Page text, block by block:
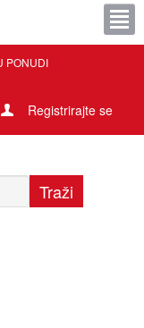
PONUDI
Registrirajte se